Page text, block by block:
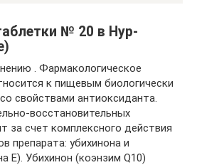
№ 20 в Нур-
. Фармакологическое
к пищевым биологически
свойствами антиоксиданта.
восстановительных
за счет комплексного действия
препарата: убихинона и
Е). Убихинон (коэнзим Q10)